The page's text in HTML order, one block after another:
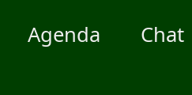
Agenda Chat